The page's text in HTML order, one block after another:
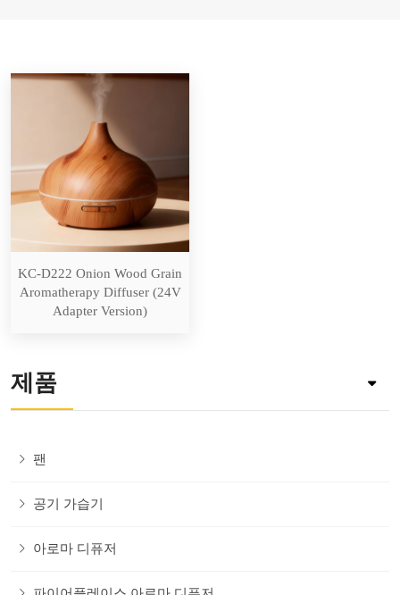
KC-D222 Onion Wood Grain
Aromatherapy Diffuser (24V
Adapter Version)
제품
팬
공기 가습기
아로마 디퓨저